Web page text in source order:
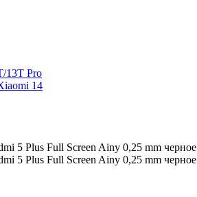
13T Pro
14
5 Plus Full Screen Ainy 0,25 mm черное
5 Plus Full Screen Ainy 0,25 mm черное